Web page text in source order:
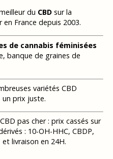
du CBDsur la
France depuis 2003.
de cannabis féminisées
banque de graines de
variétés CBD
un prix juste.
pas cher : prix cassés sur
: 10-OH-HHC, CBDP,
livraison en 24H.